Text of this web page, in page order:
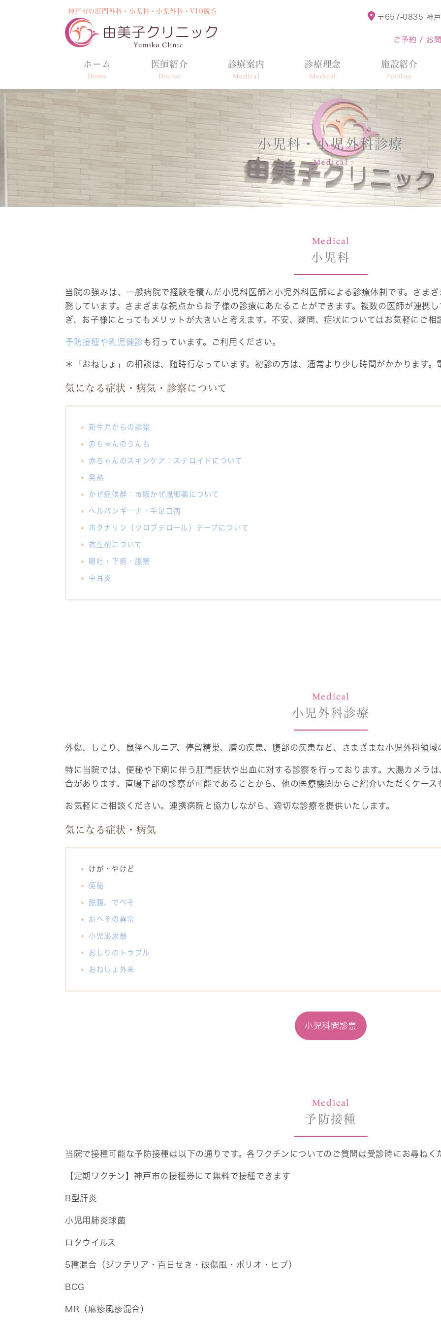
神戸市の肛門外科・小児科・小児外科・VIO脱毛
〒657-0835 神
ご予約 / お
ホーム
Home
医師紹介
Doctor
診療案内
Medical
診療理念
Medical
施設紹介
Facility
小児科・小児外科診療
Medical
Medical
小児科
当院の強みは、一般病院で経験を積んだ小児科医師と小児外科医師による診療体制です。さま
務しています。さまざまな視点からお子様の診療にあたることができます。複数の医師が連携
ぎ、お子様にとってもメリットが大きいと考えます。不安、疑問、症状についてはお気軽にご相
予防接種や乳児健診も行っています。ご利用ください。
＊「おねしょ」の相談は、随時行なっています。初診の方は、通常より少し時間がかかります
気になる症状・病気・診察について
新生児からの診察
赤ちゃんのうんち
赤ちゃんのスキンケア：ステロイドについて
発熱
かぜ症候群：市販かぜ風邪薬について
ヘルパンギーナ・手足口病
ホクナリン（ツロブテロール）テープについて
抗生剤について
嘔吐・下痢・腹痛
中耳炎
Medical
小児外科診療
外傷、しこり、鼠径ヘルニア、停留精巣、臍の疾患、腹部の疾患など、さまざまな小児外科領域
特に当院では、便秘や下痢に伴う肛門症状や出血に対する診察を行っております。大腸カメラ
合があります。直腸下部の診察が可能であることから、他の医療機関からご紹介いただくケース
お気軽にご相談ください。連携病院と協力しながら、適切な診療を提供いたします。
気になる症状・病気
けが・やけど
便秘
脱腸、でべそ
おへその異常
小児泌尿器
おしりのトラブル
おねしょ外来
小児科問診票
Medical
予防接種
当院で接種可能な予防接種は以下の通りです。各ワクチンについてのご質問は受診時にお尋ねく
【定期ワクチン】神戸市の接種券にて無料で接種できます
B型肝炎
小児用肺炎球菌
ロタウイルス
5種混合（ジフテリア・百日せき・破傷風・ポリオ・ヒブ）
BCG
MR（麻疹風疹混合）